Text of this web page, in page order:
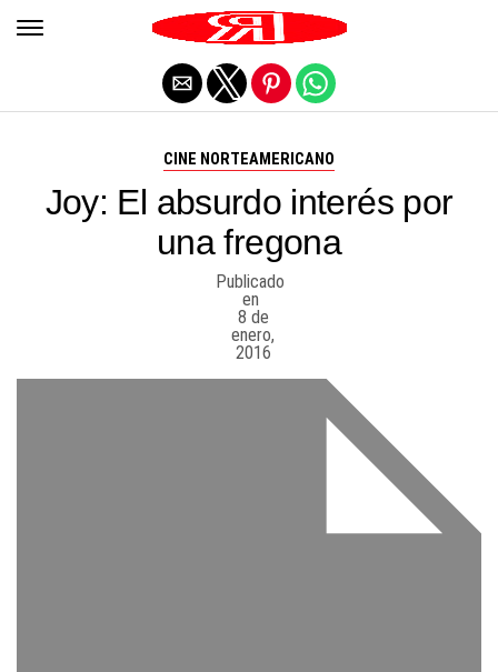
CINE NORTEAMERICANO
Joy: El absurdo interés por
una fregona
Publicado
en
8 de
enero,
2016
Salir de la versión móvil